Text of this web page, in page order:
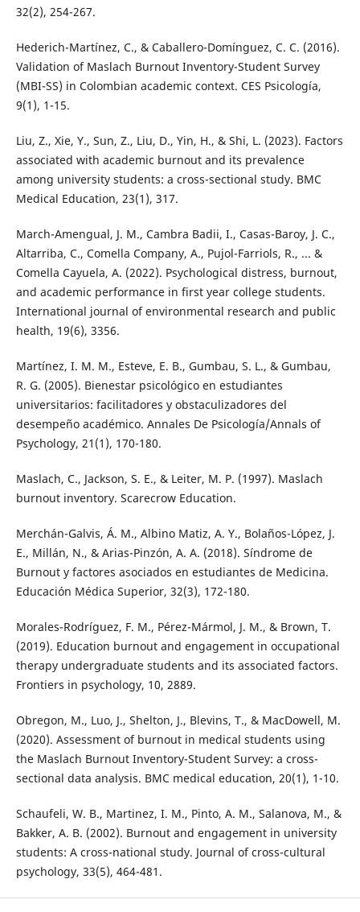
32(2), 254-267.
Hederich-Martínez, C., & Caballero-Domínguez, C. C. (2016).
Validation of Maslach Burnout Inventory-Student Survey
(MBI-SS) in Colombian academic context. CES Psicología,
9(1), 1-15.
Liu, Z., Xie, Y., Sun, Z., Liu, D., Yin, H., & Shi, L. (2023). Factors
associated with academic burnout and its prevalence
among university students: a cross-sectional study. BMC
Medical Education, 23(1), 317.
March-Amengual, J. M., Cambra Badii, I., Casas-Baroy, J. C.,
Altarriba, C., Comella Company, A., Pujol-Farriols, R., ... &
Comella Cayuela, A. (2022). Psychological distress, burnout,
and academic performance in first year college students.
International journal of environmental research and public
health, 19(6), 3356.
Martínez, I. M. M., Esteve, E. B., Gumbau, S. L., & Gumbau,
R. G. (2005). Bienestar psicológico en estudiantes
universitarios: facilitadores y obstaculizadores del
desempeño académico. Annales De Psicología/Annals of
Psychology, 21(1), 170-180.
Maslach, C., Jackson, S. E., & Leiter, M. P. (1997). Maslach
burnout inventory. Scarecrow Education.
Merchán-Galvis, Á. M., Albino Matiz, A. Y., Bolaños-López, J.
E., Millán, N., & Arias-Pinzón, A. A. (2018). Síndrome de
Burnout y factores asociados en estudiantes de Medicina.
Educación Médica Superior, 32(3), 172-180.
Morales-Rodríguez, F. M., Pérez-Mármol, J. M., & Brown, T.
(2019). Education burnout and engagement in occupational
therapy undergraduate students and its associated factors.
Frontiers in psychology, 10, 2889.
Obregon, M., Luo, J., Shelton, J., Blevins, T., & MacDowell, M.
(2020). Assessment of burnout in medical students using
the Maslach Burnout Inventory-Student Survey: a cross-
sectional data analysis. BMC medical education, 20(1), 1-10.
Schaufeli, W. B., Martinez, I. M., Pinto, A. M., Salanova, M., &
Bakker, A. B. (2002). Burnout and engagement in university
students: A cross-national study. Journal of cross-cultural
psychology, 33(5), 464-481.